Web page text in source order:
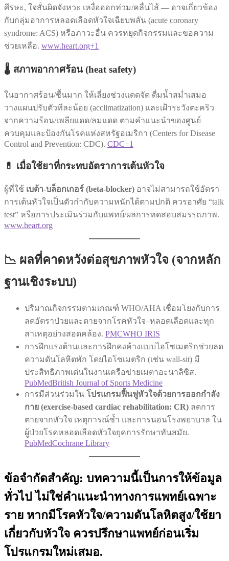
ศีรษะ, ใจสั่นผิดจังหวะ เหงื่อออกท่วม/คลื่นไส้ — อาจเกี่ยวข้อง
กับกลุ่มอาการหลอดเลือดหัวใจเฉียบพลัน (acute coronary
syndrome: ACS) หรือภาวะอื่น ควรหยุดกิจกรรมและขอความ
ช่วยเหลือ. www.heart.org+1
🌡️ สภาพอากาศร้อน (heat safety)
ในอากาศร้อน/ชื้นมาก ให้เลี่ยงช่วงแดดจัด ดื่มน้ำสม่ำเสมอ
วางแผนปรับตัวทีละน้อย (acclimatization) และเฝ้าระวังตะคริว
จากความร้อน/เพลียแดด/ลมแดด ตามคำแนะนำของศูนย์
ควบคุมและป้องกันโรคแห่งสหรัฐอเมริกา (Centers for Disease
Control and Prevention: CDC). CDC+1
💊 เมื่อใช้ยาที่กระทบอัตราการเต้นหัวใจ
ผู้ที่ใช้ เบต้า-บล็อกเกอร์ (beta-blocker) อาจไม่สามารถใช้อัตรา
การเต้นหัวใจเป็นตัวกำกับความหนักได้ตามปกติ ควรอาศัย “talk
test” หรือการประเมินร่วมกับแพทย์/ผลการทดสอบสมรรถภาพ.
www.heart.org
📉 ผลที่คาดหวังต่อสุขภาพหัวใจ (จากหลัก
ฐานเชิงระบบ)
ปริมาณกิจกรรมตามเกณฑ์ WHO/AHA เชื่อมโยงกับการ
ลดอัตราป่วยและตายจากโรคหัวใจ–หลอดเลือดและทุก
สาเหตุอย่างสอดคล้อง. PMCWHO IRIS
การฝึกแรงต้านและการฝึกคงค้างแบบไอโซเมตริกช่วยลด
ความดันโลหิตพัก โดยไอโซเมตริก (เช่น wall-sit) มี
ประสิทธิภาพเด่นในงานเครือข่ายเมตาอะนาลิซิส.
PubMedBritish Journal of Sports Medicine
การมีส่วนร่วมใน โปรแกรมฟื้นฟูหัวใจด้วยการออกกำลัง
กาย (exercise-based cardiac rehabilitation: CR) ลดการ
ตายจากหัวใจ เหตุการณ์ซ้ำ และการนอนโรงพยาบาล ใน
ผู้ป่วยโรคหลอดเลือดหัวใจยุคการรักษาทันสมัย.
PubMedCochrane Library
ข้อจำกัดสำคัญ: บทความนี้เป็นการให้ข้อมูล
ทั่วไป ไม่ใช่คำแนะนำทางการแพทย์เฉพาะ
ราย หากมีโรคหัวใจ/ความดันโลหิตสูง/ใช้ยา
เกี่ยวกับหัวใจ ควรปรึกษาแพทย์ก่อนเริ่ม
โปรแกรมใหม่เสมอ.